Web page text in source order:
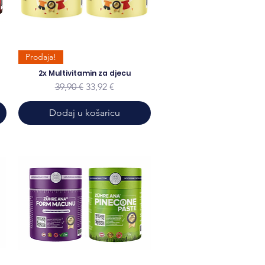
Prodaja!
2x Multivitamin za djecu
Redovna cijena
39,90 € Cijena s popustom
33,92 €
Dodaj u košaricu